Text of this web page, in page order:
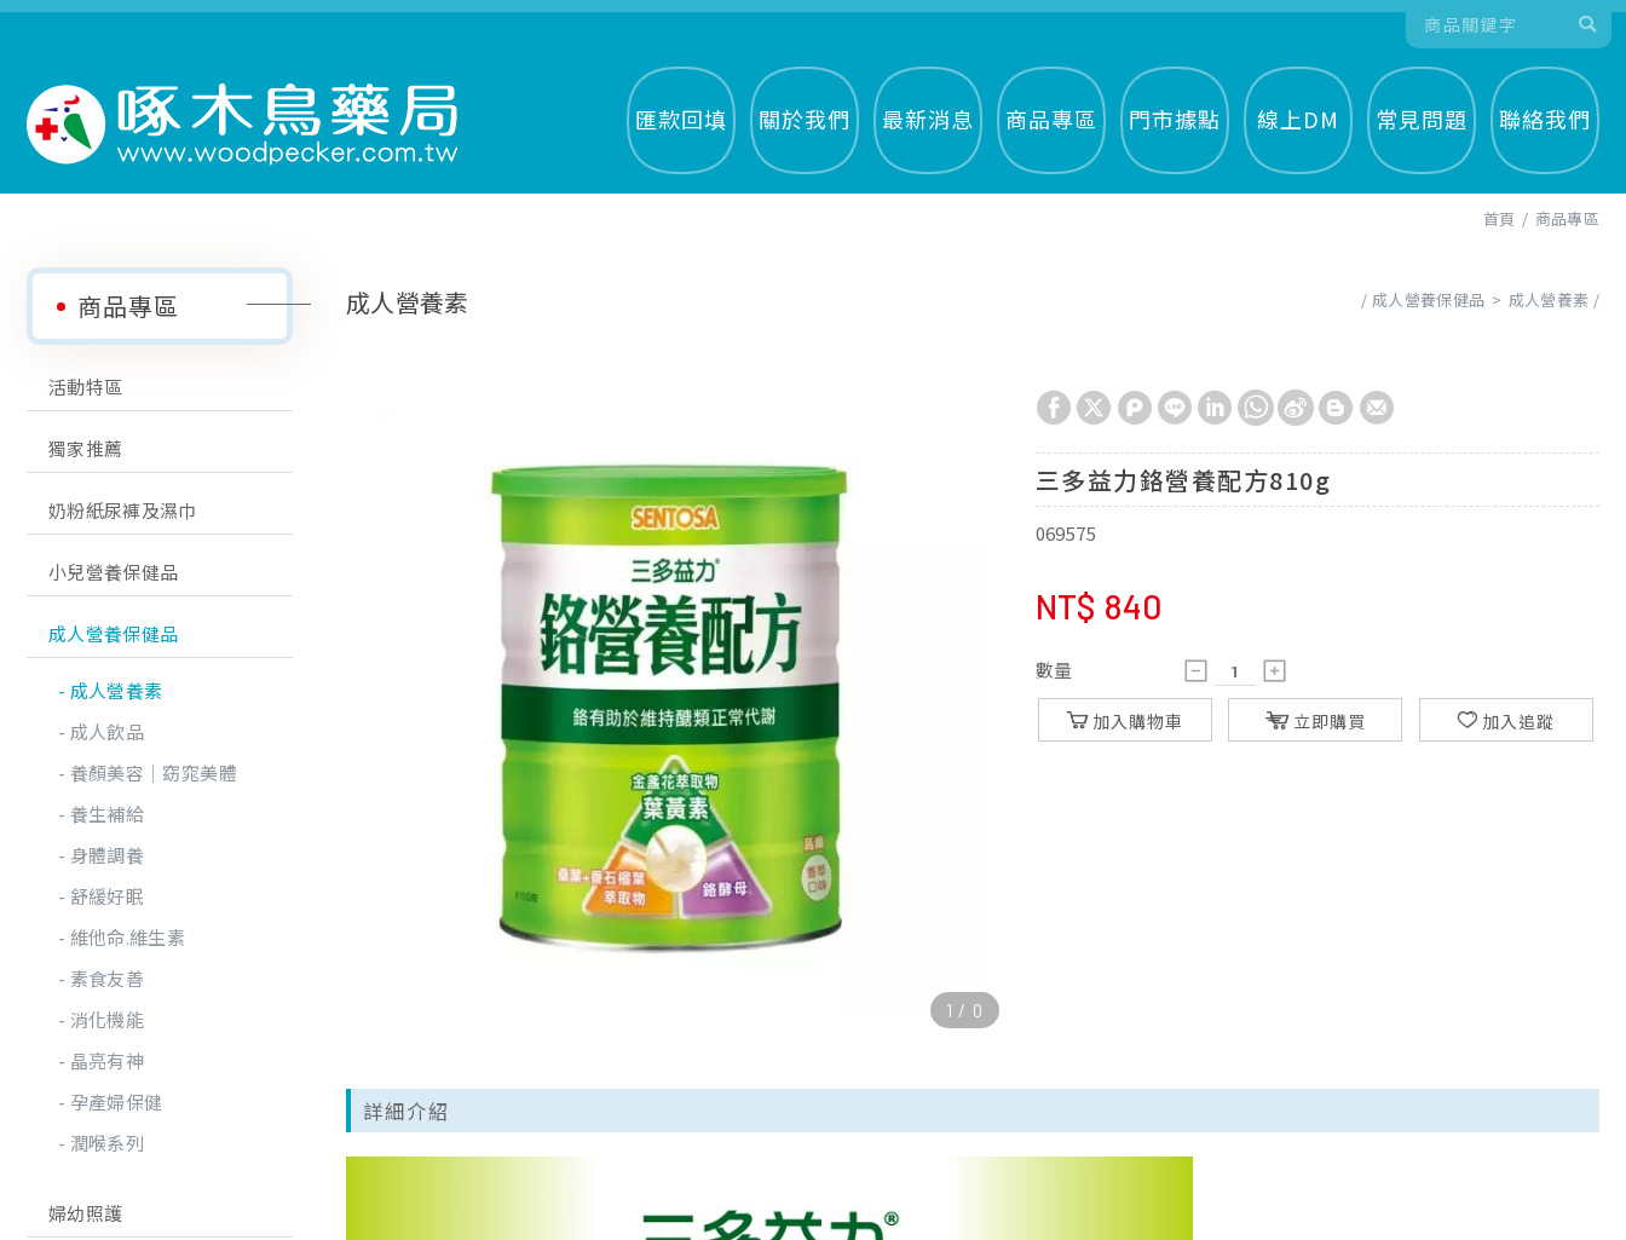
匯款回填 關於我們 最新消息 商品專區 門市據點 線上DM 常見問題 聯絡我們
首頁 商品專區
商品專區
活動特區
獨家推薦
奶粉紙尿褲及濕巾
小兒營養保健品
成人營養保健品
成人營養素
成人飲品
養顏美容│窈窕美體
養生補給
身體調養
舒緩好眠
維他命.維生素
素食友善
消化機能
晶亮有神
孕產婦保健
潤喉系列
婦幼照護
成人營養素 成人營養保健品 成人營養素
三多益力鉻營養配方810g
069575
NT$ 840
數量
加入購物車 立即購買 加入追蹤
1 / 0
詳細介紹